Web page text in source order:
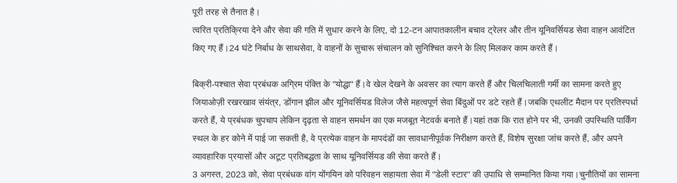
पूरी तरह से तैनात है।
त्वरित प्रतिक्रिया देने और सेवा की गति में सुधार करने के लिए, दो 12-टन आपातकालीन बचाव ट्रेलर और तीन यूनिवर्सियड सेवा वाहन आवंटित
किए गए हैं।24 घंटे निर्बाध के साथसेवा, वे वाहनों के सुचारू संचालन को सुनिश्चित करने के लिए मिलकर काम करते हैं।
बिक्री-पश्चात सेवा प्रबंधक अग्रिम पंक्ति के "योद्धा" हैं।वे खेल देखने के अवसर का त्याग करते हैं और चिलचिलाती गर्मी का सामना करते हुए
जियाओज़ी रखरखाव संयंत्र, डोंगान झील और यूनिवर्सियड विलेज जैसे महत्वपूर्ण सेवा बिंदुओं पर डटे रहते हैं।जबकि एथलीट मैदान पर प्रतिस्पर्धा
करते हैं, ये प्रबंधक चुपचाप लेकिन दृढ़ता से वाहन समर्थन का एक मजबूत नेटवर्क बनाते हैं।यहां तक ​​कि रात होने पर भी, उनकी उपस्थिति पार्किंग
स्थल के हर कोने में पाई जा सकती है, वे प्रत्येक वाहन के मापदंडों का सावधानीपूर्वक निरीक्षण करते हैं, विशेष सुरक्षा जांच करते हैं, और अपने
व्यावहारिक प्रयासों और अटूट प्रतिबद्धता के साथ यूनिवर्सियड की सेवा करते हैं।
3 अगस्त, 2023 को, सेवा प्रबंधक वांग योंगयिन को परिवहन सहायता सेवा में "डेली स्टार" की उपाधि से सम्मानित किया गया।चुनौतियों का सामना